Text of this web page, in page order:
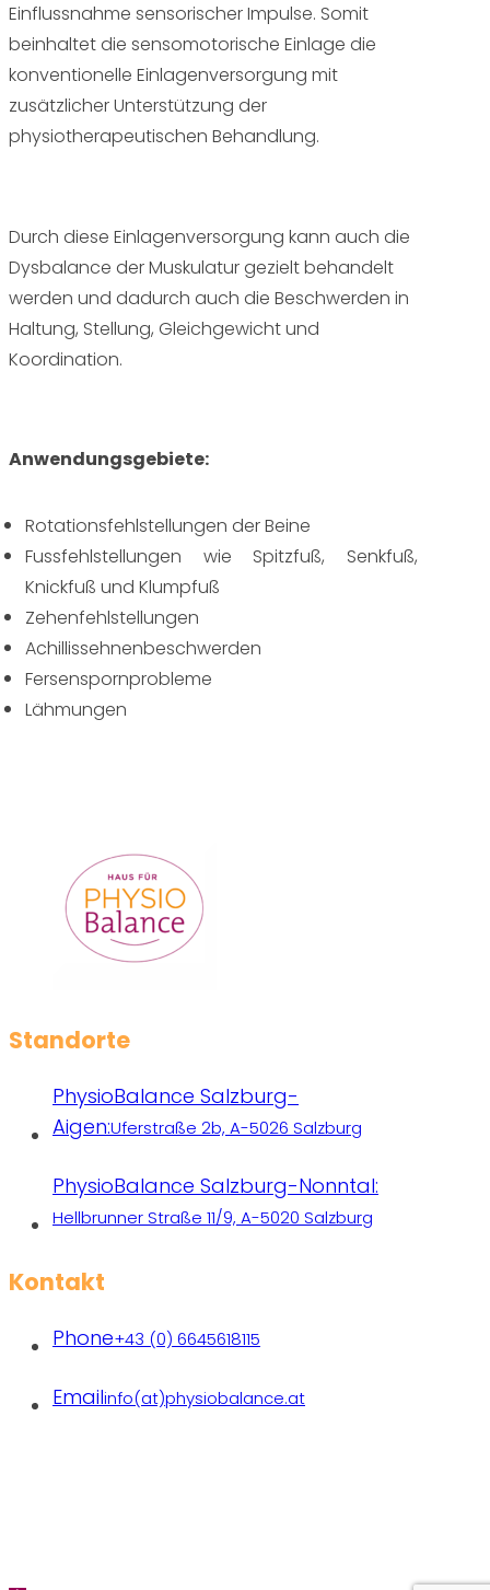
Einflussnahme sensorischer Impulse. Somit
beinhaltet die sensomotorische Einlage die
konventionelle Einlagenversorgung mit
zusätzlicher Unterstützung der
physiotherapeutischen Behandlung.
Durch diese Einlagenversorgung kann auch die
Dysbalance der Muskulatur gezielt behandelt
werden und dadurch auch die Beschwerden in
Haltung, Stellung, Gleichgewicht und
Koordination.
Anwendungsgebiete:
Rotationsfehlstellungen der Beine
Fussfehlstellungen wie Spitzfuß, Senkfuß,
Knickfuß und Klumpfuß
Zehenfehlstellungen
Achillissehnenbeschwerden
Fersenspornprobleme
Lähmungen
Standorte
PhysioBalance Salzburg-
Aigen:Uferstraße 2b, A-5026 Salzburg
PhysioBalance Salzburg-Nonntal:
Hellbrunner Straße 11/9, A-5020 Salzburg
Kontakt
Phone+43 (0) 6645618115
Emailinfo(at)physiobalance.at